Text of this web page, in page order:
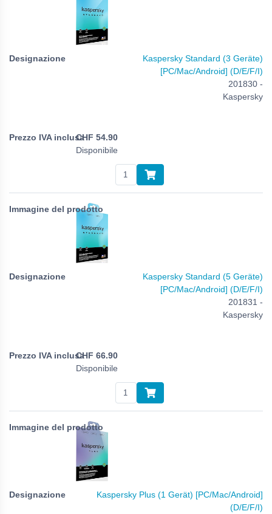
Kaspersky Standard (3 Geräte)
[PC/Mac/Android] (D/E/F/I)
201830 -
Kaspersky
CHF 54.90
Disponibile
Kaspersky Standard (5 Geräte)
[PC/Mac/Android] (D/E/F/I)
201831 -
Kaspersky
CHF 66.90
Disponibile
Kaspersky Plus (1 Gerät) [PC/Mac/Android]
(D/E/F/I)